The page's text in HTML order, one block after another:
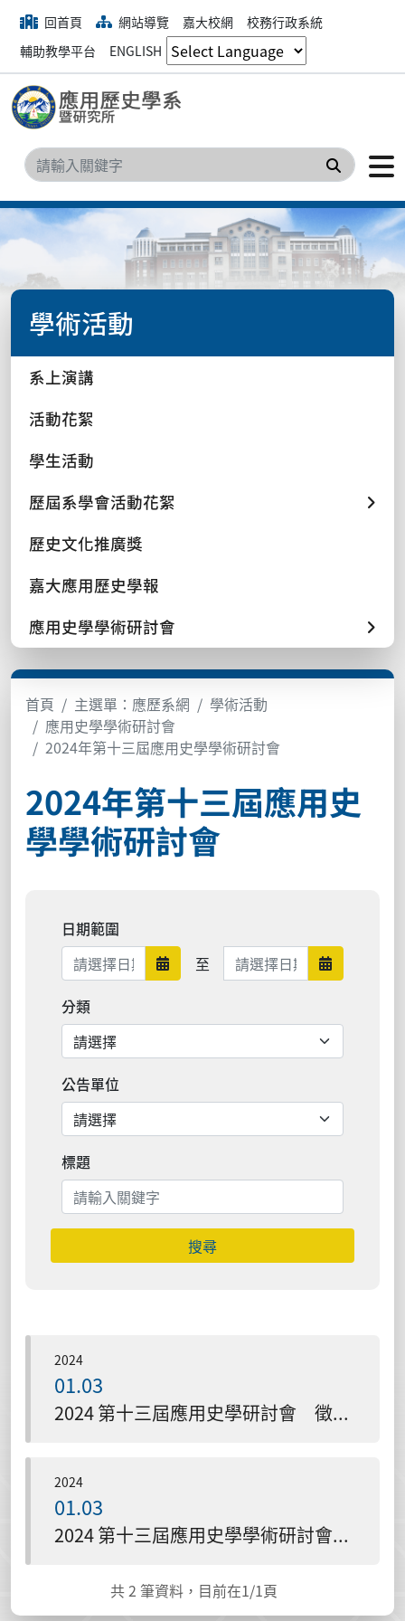
回首頁 網站導覽 嘉大校網
校務行政系統
輔助教學平台
ENGLISH
搜尋
學術活動
系上演講
活動花絮
學生活動
歷屆系學會活動花絮
歷史文化推廣獎
嘉大應用歷史學報
應用史學學術研討會
首頁 主選單：應歷系網
學術活動
應用史學學術研討會
2024年第十三屆應用史學學術研討會
2024年第十三屆應用史
學學術研討會
日期範圍
日期範圍開始
至 日期範圍結束 日期範圍
分類
公告單位
標題
搜尋
2024
01.03
2024 第十三屆應用史學研討會 徵稿函
2024
01.03
2024 第十三屆應用史學學術研討會 交通資訊
共2 筆資料，目前在1/1頁